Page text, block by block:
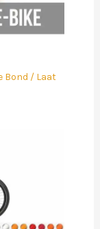
Bond / Laat